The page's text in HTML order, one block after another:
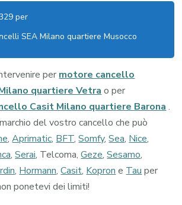
per
SEA Milano quartiere Musocco
per motore cancello
quartiere Vetra o per
Casit Milano quartiere Barona .
del vostro cancello che può
,Aprimatic, BFT,Somfy,Sea, Nice,
,Serai, Telcoma,Geze,Sesamo,
, Hormann,Casit, Kopron e Tau per
ponetevi dei limiti!